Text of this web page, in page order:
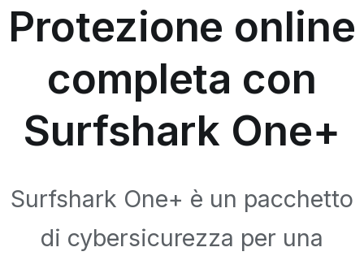
Protezione online
completa con
Surfshark One+
Surfshark One+ è un pacchetto
di cybersicurezza per una